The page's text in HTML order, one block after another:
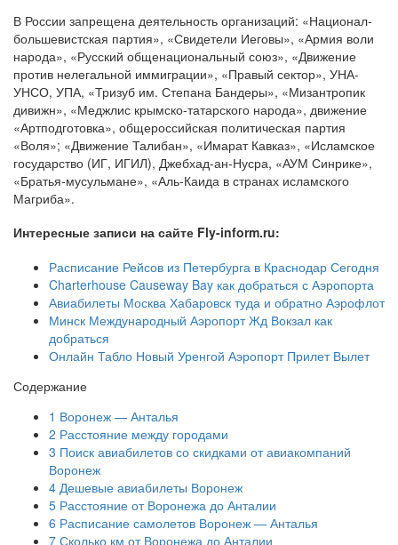
В России запрещена деятельность организаций: «Национал-
большевистская партия», «Свидетели Иеговы», «Армия воли
народа», «Русский общенациональный союз», «Движение
против нелегальной иммиграции», «Правый сектор», УНА-
УНСО, УПА, «Тризуб им. Степана Бандеры», «Мизантропик
дивижн», «Меджлис крымско-татарского народа», движение
«Артподготовка», общероссийская политическая партия
«Воля»; «Движение Талибан», «Имарат Кавказ», «Исламское
государство (ИГ, ИГИЛ), Джебхад-ан-Нусра, «АУМ Синрике»,
«Братья-мусульмане», «Аль-Каида в странах исламского
Магриба».
Интересные записи на сайте Fly-inform.ru:
Расписание Рейсов из Петербурга в Краснодар Сегодня
Charterhouse Causeway Bay как добраться с Аэропорта
Авиабилеты Москва Хабаровск туда и обратно Аэрофлот
Минск Международный Аэропорт Жд Вокзал как
добраться
Онлайн Табло Новый Уренгой Аэропорт Прилет Вылет
Содержание
1 Воронеж — Анталья
2 Расстояние между городами
3 Поиск авиабилетов со скидками от авиакомпаний
Воронеж
4 Дешевые авиабилеты Воронеж
5 Расстояние от Воронежа до Анталии
6 Расписание самолетов Воронеж — Анталья
7 Сколько км от Воронежа до Анталии